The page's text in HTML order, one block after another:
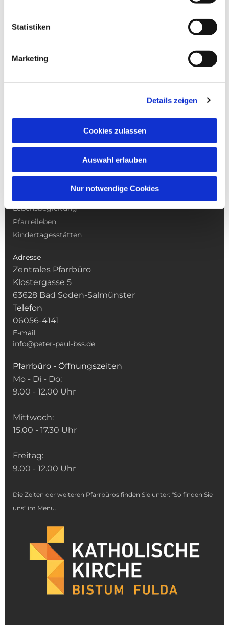
Statistiken
Marketing
Details zeigen
Cookies zulassen
Auswahl erlauben
Nur notwendige Cookies
Lebensbegleitung
Pfarreileben
Kindertagesstätten
Adresse
Zentrales Pfarrbüro
Klostergasse 5
63628 Bad Soden-Salmünster
Telefon
06056-4141
E-mail
info@peter-paul-bss.de
Pfarrbüro - Öffnungszeiten
Mo - Di - Do:
9.00 - 12.00 Uhr
Mittwoch:
15.00 - 17.30 Uhr
Freitag:
9.00 - 12.00 Uhr
Die Zeiten der weiteren Pfarrbüros finden Sie unter: "So finden Sie
uns" im Menu.